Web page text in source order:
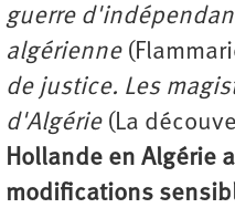
guerre
algérienne
de justice. Les
d'Algérie(La
Hollande en Algérie
modifications